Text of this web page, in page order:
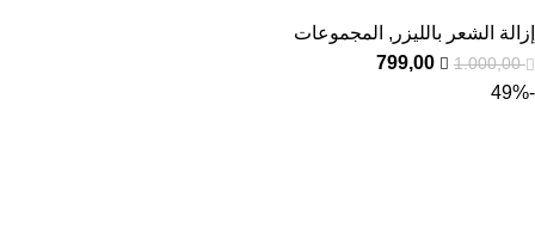
إزالة الشعر بالليزر , المجموعات
1.000,00
799,00
-49%